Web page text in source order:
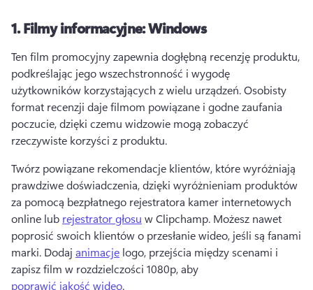
1.Filmy informacyjne: Windows
Ten film promocyjny zapewnia dogłębną recenzję produktu,
podkreślając jego wszechstronność i wygodę
użytkowników korzystających z wielu urządzeń. Osobisty
format recenzji daje filmom powiązane i godne zaufania
poczucie, dzięki czemu widzowie mogą zobaczyć
rzeczywiste korzyści z produktu.
Twórz powiązane rekomendacje klientów, które wyróżniają
prawdziwe doświadczenia, dzięki wyróżnieniam produktów
za pomocą bezpłatnego rejestratora kamer internetowych
online lub rejestrator głosu w Clipchamp. Możesz nawet
poprosić swoich klientów o przesłanie wideo, jeśli są fanami
marki. Dodaj animacje logo, przejścia między scenami i
zapisz film w rozdzielczości 1080p, aby
poprawić jakość wideo.